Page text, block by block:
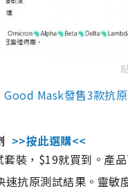
Mask發售3款抗
>>按此選購<<
套裝，$19就買到。產
抗原測試結果。靈敏